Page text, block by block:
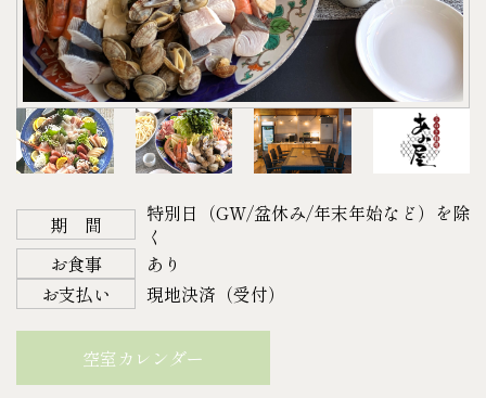
41,800円＋30,000円＝71,800円（税込）
土・日・祝日宿泊の場合
49,500円＋30,000円＝79,500円（税込）
＜チェックイン＞ 14：00～18：00
＜チェックアウト＞ 11：00
電話にてご連絡下さい。
【ご予約について】
宿泊日の4日前の正午までにご予約下さい。
以降になりますとご準備できない場合がございます
のでご了承下さい。
【キャンセルについて】
・アサヒスーパードライ 350㎖
・キリン一番搾り 350㎖
・プレミアムモルツ 350㎖
・キリン スミノフアイスオリジナル 275㎖
〈C.ソフトドリンク〉
・お茶
・ファンタ
・オレンジジュース
・ミネラルウォーター
各500㎖（仕入れ状況により内容量がかわる事がござ
います）
・サントリー 角ハイボール
・ほろよい（カシオレ・白いサワー・もも）
・檸檬堂（定番）
各350㎖
〈B.アルコール〉
・アサヒスーパードライ 350㎖
・プレミアムモルツ 350㎖
・キリン スミノフアイスオリジナル 275㎖
〈C.ソフトドリンク〉
・お茶
・コーラ
・ファンタ
期 間
特別日（GW/盆休み/年末年始など）を除
く
お食事
あり
お支払い
現地決済（受付）
空室カレンダー